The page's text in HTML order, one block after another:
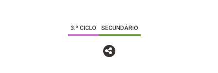
3.º CICLO SECUNDÁRIO